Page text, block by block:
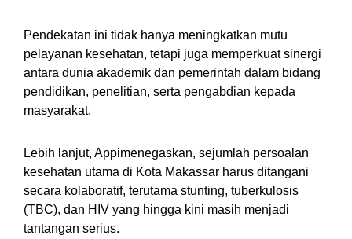
Pendekatan ini tidak hanya meningkatkan mutu
pelayanan kesehatan, tetapi juga memperkuat sinergi
antara dunia akademik dan pemerintah dalam bidang
pendidikan, penelitian, serta pengabdian kepada
masyarakat.
Lebih lanjut, Appimenegaskan, sejumlah persoalan
kesehatan utama di Kota Makassar harus ditangani
secara kolaboratif, terutama stunting, tuberkulosis
(TBC), dan HIV yang hingga kini masih menjadi
tantangan serius.